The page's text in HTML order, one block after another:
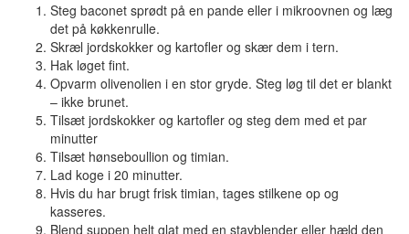
Steg baconet sprødt på en pande eller i mikroovnen og læg
det på køkkenrulle.
Skræl jordskokker og kartofler og skær dem i tern.
Hak løget fint.
Opvarm olivenolien i en stor gryde. Steg løg til det er blankt
– ikke brunet.
Tilsæt jordskokker og kartofler og steg dem med et par
minutter
Tilsæt hønseboullion og timian.
Lad koge i 20 minutter.
Hvis du har brugt frisk timian, tages stilkene op og
kasseres.
Blend suppen helt glat med en stavblender eller hæld den